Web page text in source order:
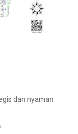
dan nyaman